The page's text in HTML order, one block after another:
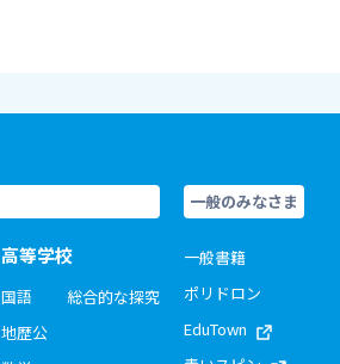
高等学校
国語
地歴公
総合的な探究
一般のみなさま
一般書籍
ポリドロン
EduTown